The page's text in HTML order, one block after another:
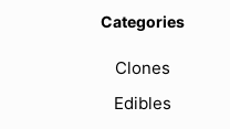
Categories
Clones
Edibles